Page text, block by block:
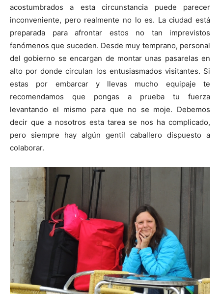
acostumbrados a esta circunstancia puede parecer
inconveniente, pero realmente no lo es. La ciudad está
preparada para afrontar estos no tan imprevistos
fenómenos que suceden. Desde muy temprano, personal
del gobierno se encargan de montar unas pasarelas en
alto por donde circulan los entusiasmados visitantes. Si
estas por embarcar y llevas mucho equipaje te
recomendamos que pongas a prueba tu fuerza
levantando el mismo para que no se moje. Debemos
decir que a nosotros esta tarea se nos ha complicado,
pero siempre hay algún gentil caballero dispuesto a
colaborar.